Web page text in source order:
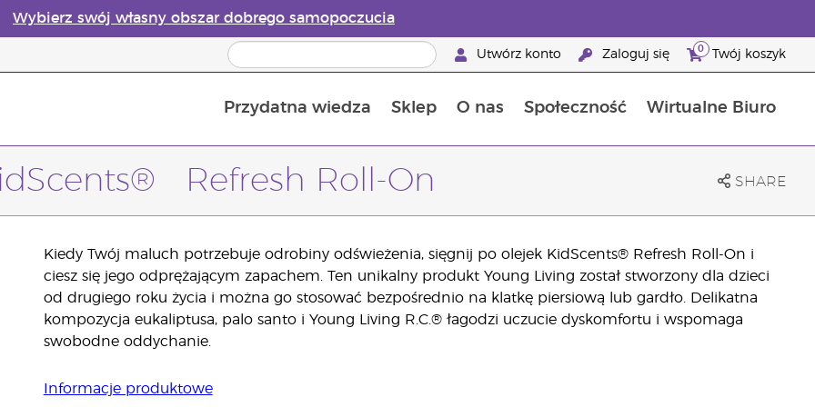
Wybierz swój własny obszar dobrego samopoczucia
Utwórz konto Zaloguj się 0 Twój koszyk
Przydatna wiedza Sklep O nas Społeczność Wirtualne Biuro
Refresh Roll-On SHARE
Kiedy Twój maluch potrzebuje odrobiny odświeżenia, sięgnij po olejek KidScents® Refresh Roll-On i
ciesz się jego odprężającym zapachem. Ten unikalny produkt Young Living został stworzony dla dzieci
od drugiego roku życia i można go stosować bezpośrednio na klatkę piersiową lub gardło. Delikatna
kompozycja eukaliptusa, palo santo i Young Living R.C.® łagodzi uczucie dyskomfortu i wspomaga
swobodne oddychanie.
Informacje produktowe